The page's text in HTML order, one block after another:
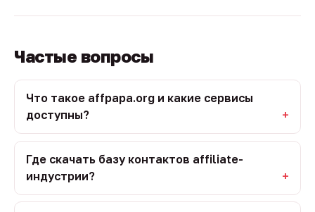
Частые вопросы
Что такое affpapa.org и какие сервисы
доступны?
Где скачать базу контактов affiliate-
индустрии?